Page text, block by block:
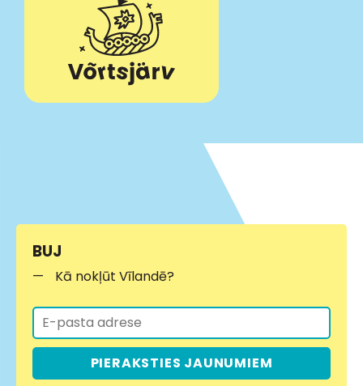
BUJ
Kā nokļūt Vīlandē?
PIERAKSTIES JAUNUMIEM